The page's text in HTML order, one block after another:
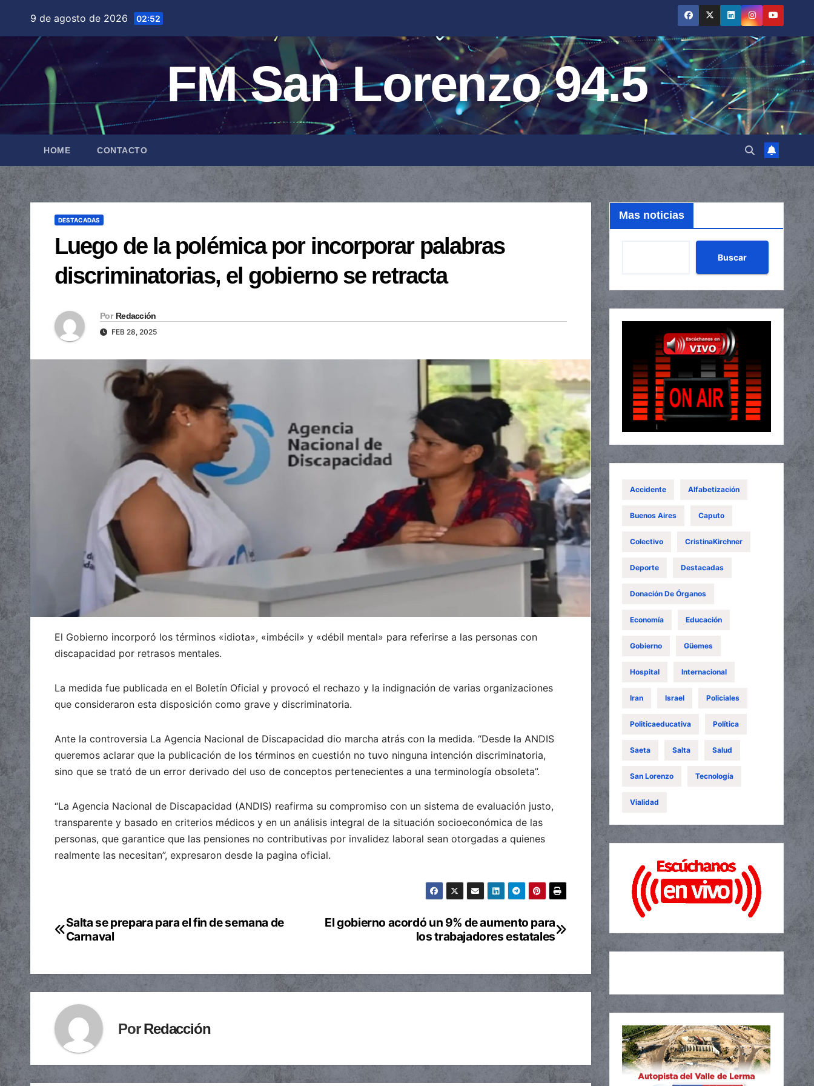
contenido
9 de agosto de 2026 02:52
FM San Lorenzo 94.5
HOME CONTACTO
DESTACADAS
Luego de la polémica por incorporar palabras
discriminatorias, el gobierno se retracta
Por Redacción
FEB 28, 2025
El Gobierno incorporó los términos «idiota», «imbécil» y «débil mental» para referirse a las personas con
discapacidad por retrasos mentales.
La medida fue publicada en el Boletín Oficial y provocó el rechazo y la indignación de varias organizaciones
que consideraron esta disposición como grave y discriminatoria.
Ante la controversia La Agencia Nacional de Discapacidad dio marcha atrás con la medida. “Desde la ANDIS
queremos aclarar que la publicación de los términos en cuestión no tuvo ninguna intención discriminatoria,
sino que se trató de un error derivado del uso de conceptos pertenecientes a una terminología obsoleta”.
“La Agencia Nacional de Discapacidad (ANDIS) reafirma su compromiso con un sistema de evaluación justo,
transparente y basado en criterios médicos y en un análisis integral de la situación socioeconómica de las
personas, que garantice que las pensiones no contributivas por invalidez laboral sean otorgadas a quienes
realmente las necesitan”, expresaron desde la pagina oficial.
Navegación
entradas
El gobierno acordó un 9% de aumento para
los trabajadores estatales
Salta se prepara para el fin de semana de
Carnaval
PorRedacción
Mas noticias
Buscar
Accidente Alfabetización
Buenos Aires Caputo
Colectivo CristinaKirchner
Deporte Destacadas
Donación De Órganos
Economía Educación
Gobierno Güemes
Hospital Internacional
Iran Israel Policiales
Politicaeducativa Política
Saeta Salta Salud
San Lorenzo Tecnología
Vialidad